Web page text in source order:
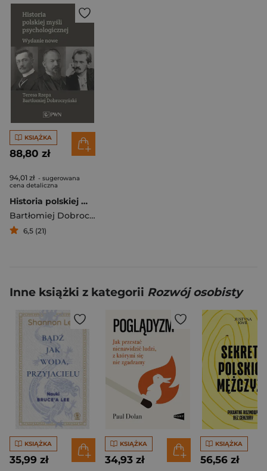
KSIĄŻKA
88,80 zł
94,01 zł - sugerowana
cena detaliczna
Historia polskiej myśli psychologicznej
Bartłomiej Dobroczyński
6,5 (21)
Inne książki z kategorii Rozwój osobisty
KSIĄŻKA
35,99 zł
KSIĄŻKA
34,93 zł
KSIĄŻKA
56,56 zł